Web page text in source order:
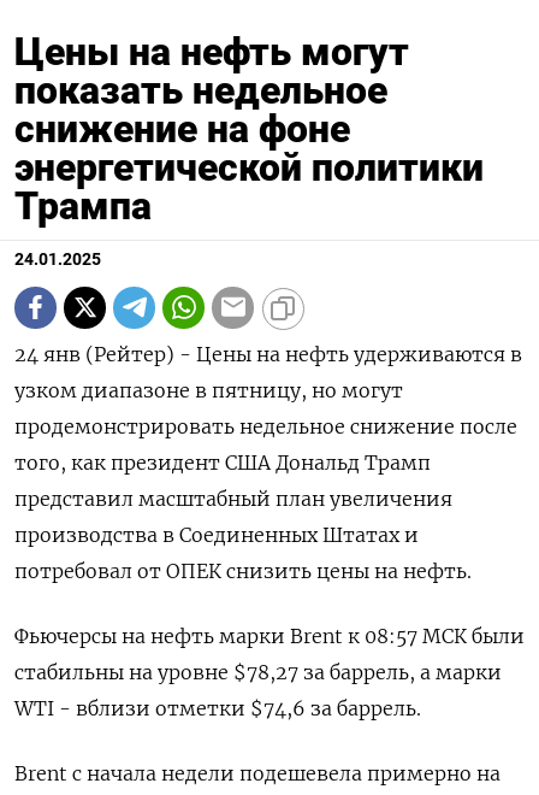
Цены на нефть могут
показать недельное
снижение на фоне
энергетической политики
Трампа
24.01.2025
24 янв (Рейтер) - Цены на нефть удерживаются в
узком диапазоне в пятницу, но могут
продемонстрировать недельное снижение после
того, как президент США Дональд Трамп
представил масштабный план увеличения
производства в Соединенных Штатах и
потребовал от ОПЕК снизить цены на нефть.
Фьючерсы на нефть марки Brent к 08:57 МСК были
стабильны на уровне $78,27 за баррель, а марки
WTI - вблизи отметки $74,6 за баррель.
Brent с начала недели подешевела примерно на